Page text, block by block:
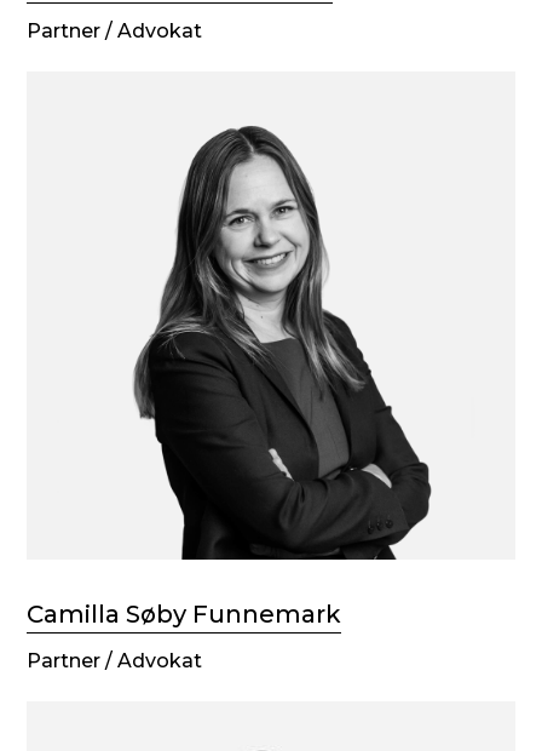
Partner / Advokat
Camilla Søby Funnemark
Partner / Advokat